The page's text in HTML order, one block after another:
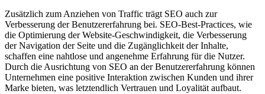
Zusätzlich zum Anziehen von Traffic trägt SEO auch zur
Verbesserung der Benutzererfahrung bei. SEO-Best-Practices, wie
die Optimierung der Website-Geschwindigkeit, die Verbesserung
der Navigation der Seite und die Zugänglichkeit der Inhalte,
schaffen eine nahtlose und angenehme Erfahrung für die Nutzer.
Durch die Ausrichtung von SEO an der Benutzererfahrung können
Unternehmen eine positive Interaktion zwischen Kunden und ihrer
Marke bieten, was letztendlich Vertrauen und Loyalität aufbaut.